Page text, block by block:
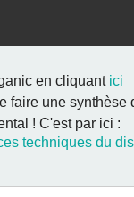
en cliquant ici
faire une synthèse
! C'est par ici :
techniques du